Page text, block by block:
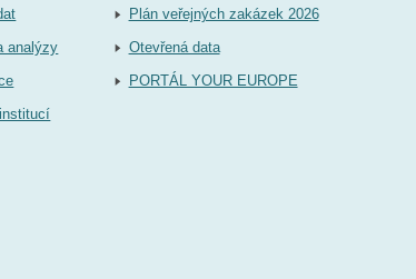
analýzy
Plán veřejných zakázek 2026
Otevřená data
PORTÁL YOUR EUROPE